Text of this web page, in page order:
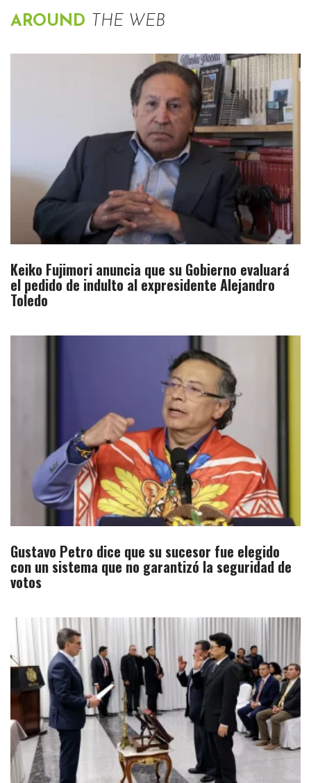
AROUND THE WEB
Keiko Fujimori anuncia que su Gobierno evaluará
el pedido de indulto al expresidente Alejandro
Toledo
Gustavo Petro dice que su sucesor fue elegido
con un sistema que no garantizó la seguridad de
votos